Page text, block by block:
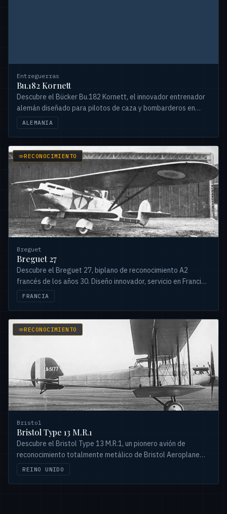
Entreguerras
Bu.182 Kornett
Descubre el Bücker Bu.182 Kornett, el innovador entrenador
alemán diseñado para pilotos de caza y bombarderos en
picado, rechazado por la Luftwaffe.
ALEMANIA
RECONOCIMIENTO
Breguet
Breguet 27
Descubre el Breguet 27, biplano de reconocimiento A2
francés de los años 30. Diseño innovador, servicio en Francia,
China y Venezuela. Una historia única.
FRANCIA
RECONOCIMIENTO
Bristol
Bristol Type 13 M.R.1
Descubre el Bristol Type 13 M.R.1, un pionero avión de
reconocimiento totalmente metálico de Bristol Aeroplane
Company. Conoce su diseño e impacto.
REINO UNIDO